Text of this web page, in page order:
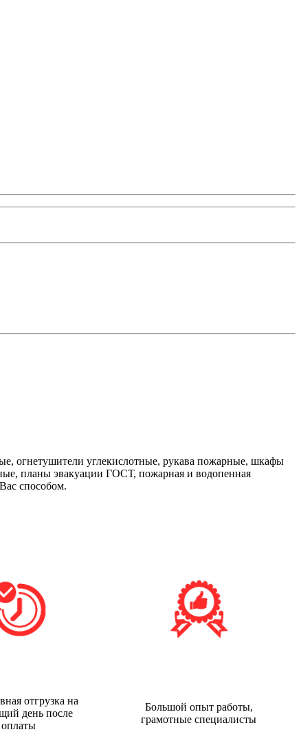
огнетушители углекислотные, рукава пожарные, шкафы
планы эвакуации ГОСТ, пожарная и водопенная
способом.
отгрузка на
день после
оплаты
Большой опыт работы,
грамотные специалисты